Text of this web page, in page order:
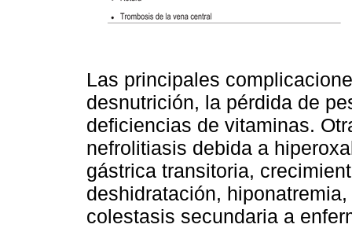
Las principales
desnutrición, la pérdida de
deficiencias de vitaminas.
nefrolitiasis debida a
gástrica transitoria,
deshidratación,
colestasis secundaria a